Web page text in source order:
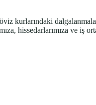
kurlarındaki
hissedarlarımıza ve iş